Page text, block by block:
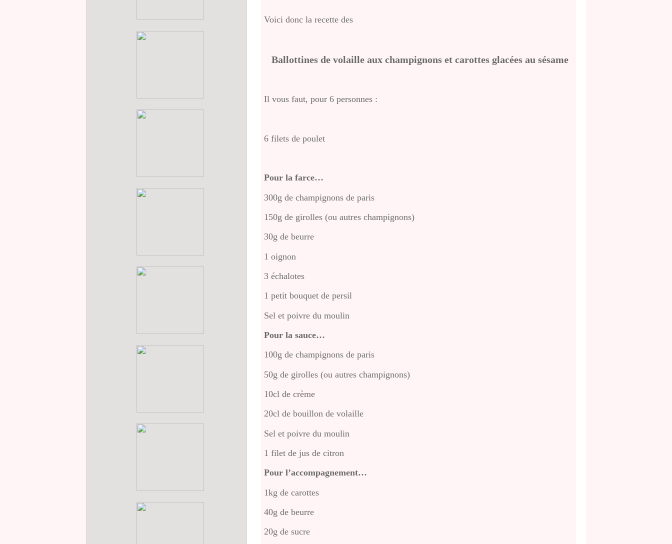
Voici donc la recette des
Ballottines de volaille aux champignons et carottes glacées au sésame
Il vous faut, pour 6 personnes :
6 filets de poulet
Pour la farce…
300g de champignons de paris
150g de girolles (ou autres champignons)
30g de beurre
1 oignon
3 échalotes
1 petit bouquet de persil
Sel et poivre du moulin
Pour la sauce…
100g de champignons de paris
50g de girolles (ou autres champignons)
10cl de crème
20cl de bouillon de volaille
Sel et poivre du moulin
1 filet de jus de citron
Pour l’accompagnement…
1kg de carottes
40g de beurre
20g de sucre